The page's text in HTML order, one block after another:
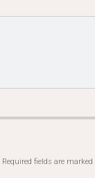
Required fields are marked